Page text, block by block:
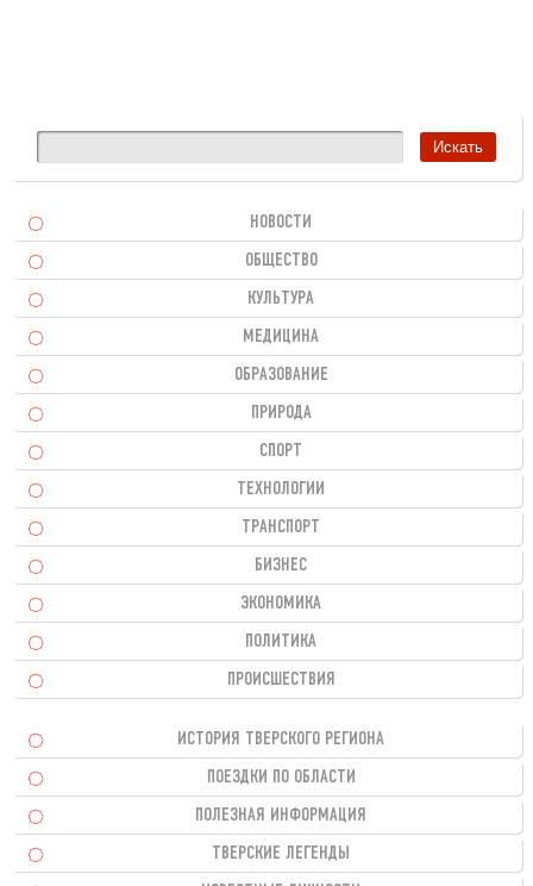
НОВОСТИ
ОБЩЕСТВО
КУЛЬТУРА
МЕДИЦИНА
ОБРАЗОВАНИЕ
ПРИРОДА
СПОРТ
ТЕХНОЛОГИИ
ТРАНСПОРТ
БИЗНЕС
ЭКОНОМИКА
ПОЛИТИКА
ПРОИСШЕСТВИЯ
ИСТОРИЯ ТВЕРСКОГО РЕГИОНА
ПОЕЗДКИ ПО ОБЛАСТИ
ПОЛЕЗНАЯ ИНФОРМАЦИЯ
ТВЕРСКИЕ ЛЕГЕНДЫ